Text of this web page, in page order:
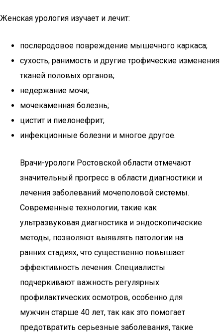
Женская урология изучает и лечит:
послеродовое повреждение мышечного каркаса;
сухость, ранимость и другие трофические изменения
тканей половых органов;
недержание мочи;
мочекаменная болезнь;
цистит и пиелонефрит;
инфекционные болезни и многое другое.
Врачи-урологи Ростовской области отмечают
значительный прогресс в области диагностики и
лечения заболеваний мочеполовой системы.
Современные технологии, такие как
ультразвуковая диагностика и эндоскопические
методы, позволяют выявлять патологии на
ранних стадиях, что существенно повышает
эффективность лечения. Специалисты
подчеркивают важность регулярных
профилактических осмотров, особенно для
мужчин старше 40 лет, так как это помогает
предотвратить серьезные заболевания, такие